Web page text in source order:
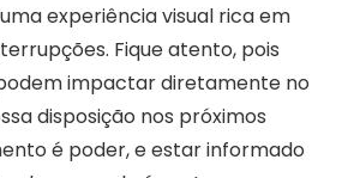
experiência visual rica em
Fique atento, pois
impactar diretamente no
disposição nos próximos
é poder, e estar informado